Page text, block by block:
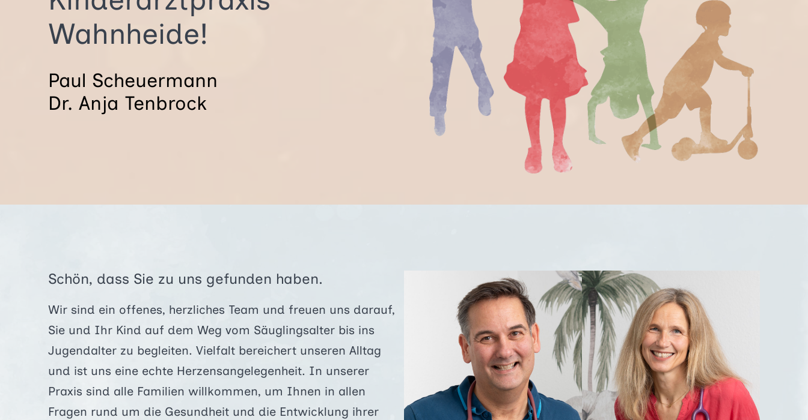
Wahnheide!
Paul Scheuer­mann
Dr. Anja Ten­brock
Schön, dass Sie zu uns gefunden haben.
Wir sind ein offenes, herzliches Team und freuen uns darauf,
Sie und Ihr Kind auf dem Weg vom Säuglingsalter bis ins
Jugendalter zu begleiten. Vielfalt bereichert unseren Alltag
und ist uns eine echte Herzensangelegenheit. In unserer
Praxis sind alle Familien willkommen, um Ihnen in allen
Fragen rund um die Gesundheit und die Entwicklung ihrer